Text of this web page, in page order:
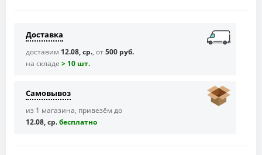
Доставка
доставим 12.08, ср., от500 руб.
на складе > 10 шт.
Самовывоз
из 1 магазина, привезём до
12.08, ср.бесплaтно